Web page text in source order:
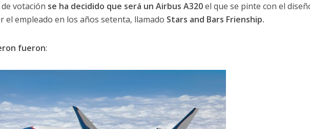
votación se ha decidido que será un Airbus A320el que se pinte con el
el empleado en los años setenta, llamado Stars and Bars Frienship.
fueron: